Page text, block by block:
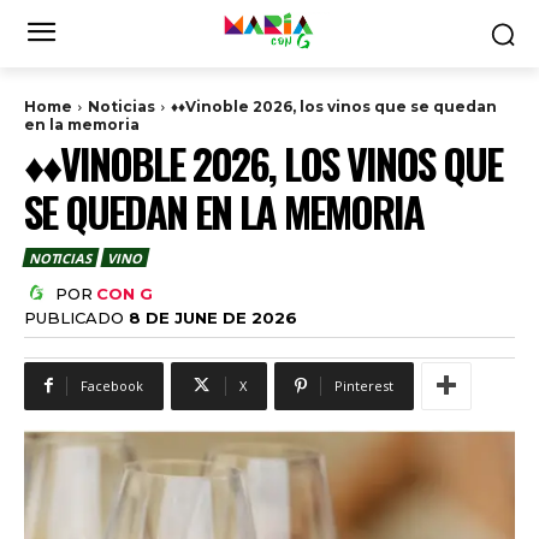
Home Noticias
♦♦Vinoble 2026, los vinos que se quedan
en la memoria
♦♦VINOBLE 2026, LOS VINOS QUE
SE QUEDAN EN LA MEMORIA
NOTICIAS VINO
POR CON G
PUBLICADO 8 DE JUNE DE 2026
Facebook X Pinterest